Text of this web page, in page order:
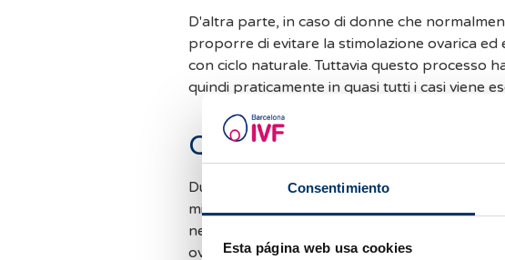
Consentimiento
Esta página web usa cookies
D'altra parte, in caso di donne che
proporre di evitare la stimolazione ovarica ed
con ciclo naturale. Tuttavia questo processo
quindi praticamente in quasi tutti i casi viene
Quali sono i passi da
Durante il trattamento, è necessario recarsi in
misurare lo sviluppo follicolare mediante
necessari più di tre monitoraggi per poter
ovocitario.